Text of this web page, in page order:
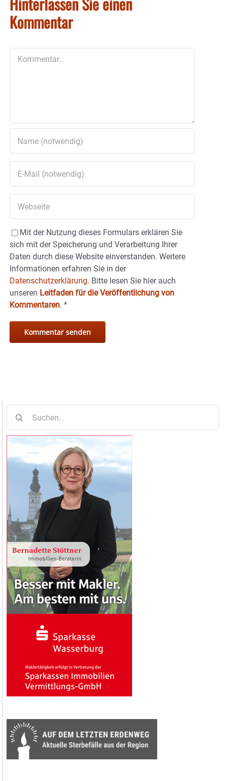
Kommentar
Mit der Nutzung dieses Formulars erklären Sie
sich mit der Speicherung und Verarbeitung Ihrer
Daten durch diese Website einverstanden. Weitere
Informationen erfahren Sie in der
Datenschutzerklärung. Bitte lesen Sie hier auch
unseren Leitfaden für die Veröffentlichung von
Kommentaren. *
nach: